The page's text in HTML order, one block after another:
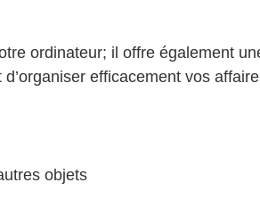
ordinateur; il offre également
efficacement vos
objets